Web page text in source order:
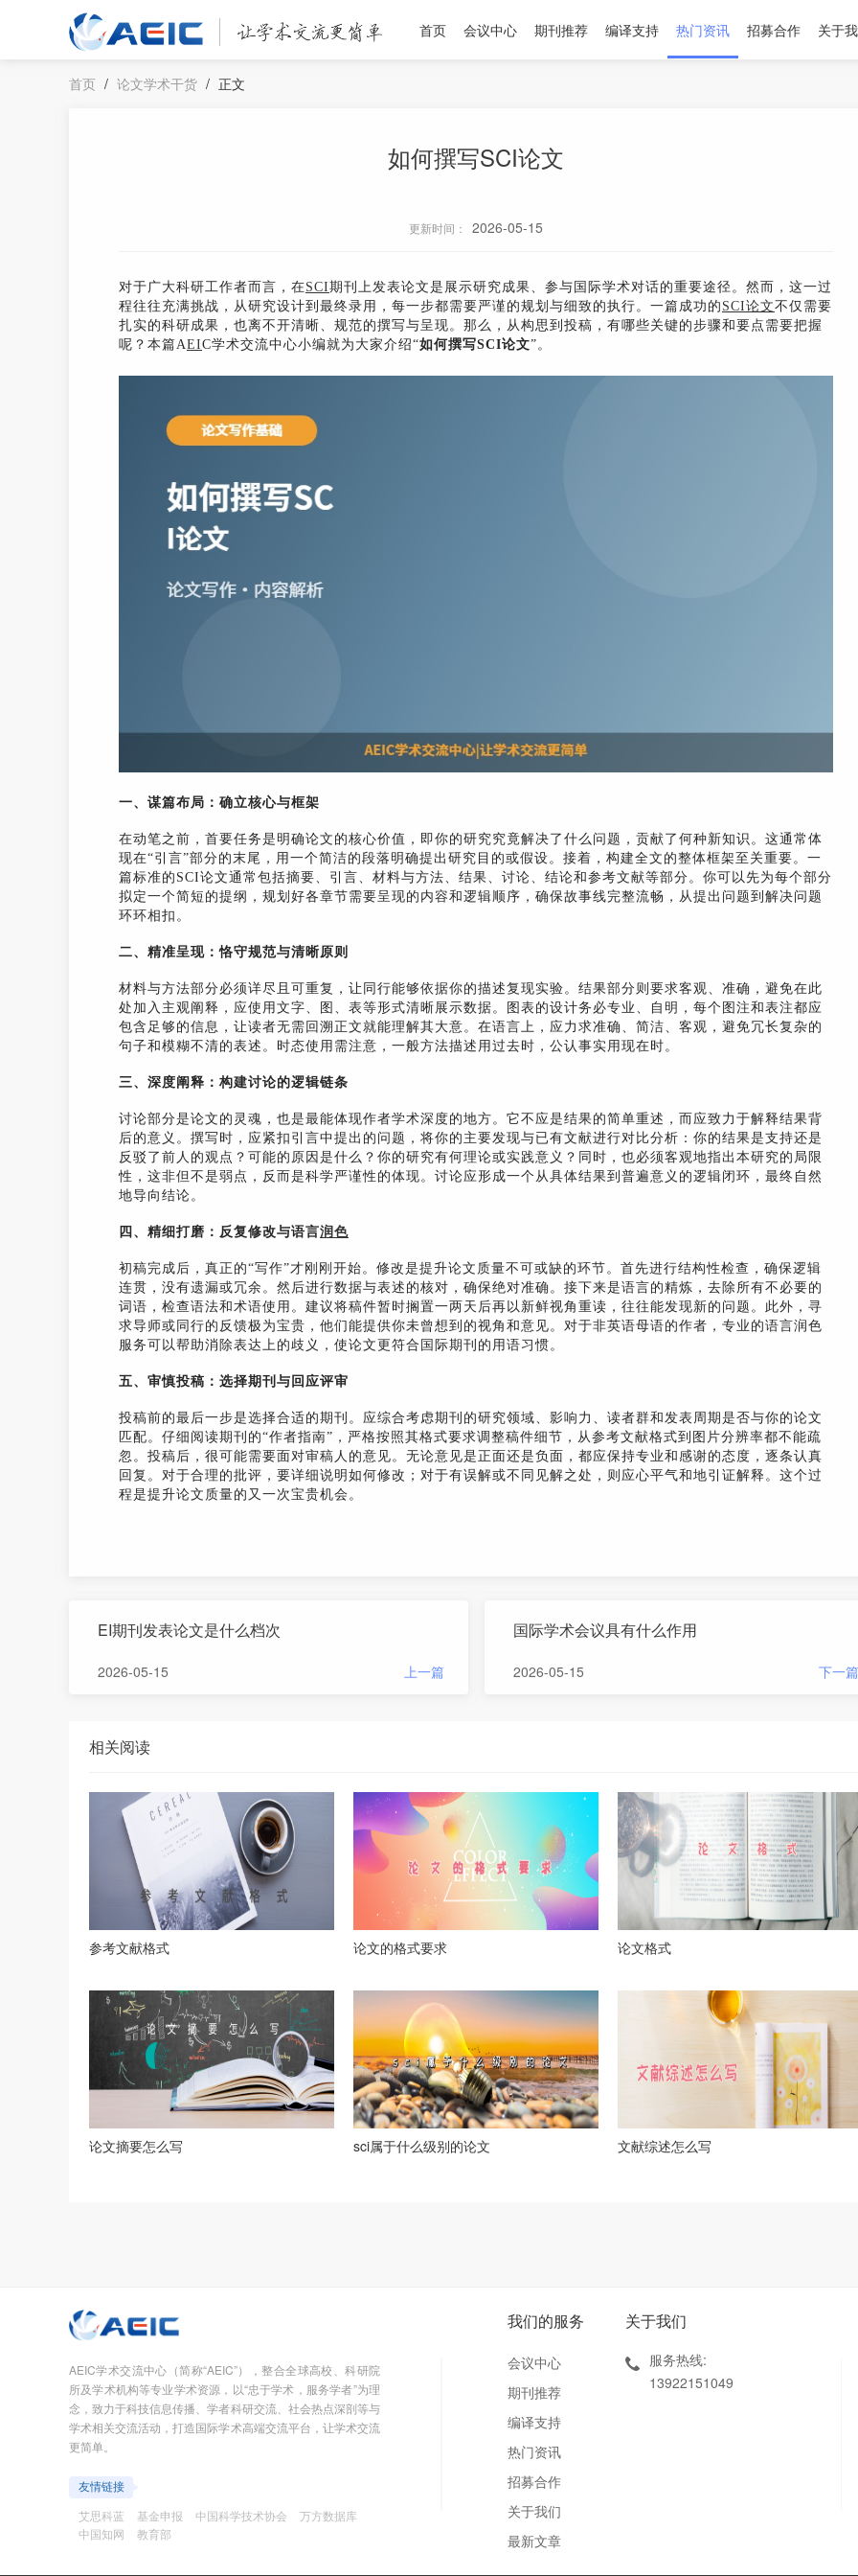
首页 会议中心 期刊推荐 编译支持 热门资讯 招募合作 关于
首页 / 论文学术干货 / 正文
如何撰写SCI论文
更新时间： 2026-05-15
对于广大科研工作者而言，在SCI期刊上发表论文是展示研究成果、参与国际学术对话的重要途径。然而，这一过
程往往充满挑战，从研究设计到最终录用，每一步都需要严谨的规划与细致的执行。一篇成功的 SCI论文不仅需要
扎实的科研成果，也离不开清晰、规范的撰写与呈现。那么，从构思到投稿，有哪些关键的步骤和要点需要把握
呢？本篇AEIC学术交流中心小编就为大家介绍“如何撰写SCI论文”。
一、谋篇布局：确立核心与框架
在动笔之前，首要任务是明确论文的核心价值，即你的研究究竟解决了什么问题，贡献了何种新知识。这通常体
现在“引言”部分的末尾，用一个简洁的段落明确提出研究目的或假设。接着，构建全文的整体框架至关重要。一
篇标准的SCI论文通常包括摘要、引言、材料与方法、结果、讨论、结论和参考文献等部分。你可以先为每个部分
拟定一个简短的提纲，规划好各章节需要呈现的内容和逻辑顺序，确保故事线完整流畅，从提出问题到解决问题
环环相扣。
二、精准呈现：恪守规范与清晰原则
材料与方法部分必须详尽且可重复，让同行能够依据你的描述复现实验。结果部分则要求客观、准确，避免在此
处加入主观阐释，应使用文字、图、表等形式清晰展示数据。图表的设计务必专业、自明，每个图注和表注都应
包含足够的信息，让读者无需回溯正文就能理解其大意。在语言上，应力求准确、简洁、客观，避免冗长复杂的
句子和模糊不清的表述。时态使用需注意，一般方法描述用过去时，公认事实用现在时。
三、深度阐释：构建讨论的逻辑链条
讨论部分是论文的灵魂，也是最能体现作者学术深度的地方。它不应是结果的简单重述，而应致力于解释结果背
后的意义。撰写时，应紧扣引言中提出的问题，将你的主要发现与已有文献进行对比分析：你的结果是支持还是
反驳了前人的观点？可能的原因是什么？你的研究有何理论或实践意义？同时，也必须客观地指出本研究的局限
性，这非但不是弱点，反而是科学严谨性的体现。讨论应形成一个从具体结果到普遍意义的逻辑闭环，最终自然
地导向结论。
四、精细打磨：反复修改与语言润色
初稿完成后，真正的“写作”才刚刚开始。修改是提升论文质量不可或缺的环节。首先进行结构性检查，确保逻辑
连贯，没有遗漏或冗余。然后进行数据与表述的核对，确保绝对准确。接下来是语言的精炼，去除所有不必要的
词语，检查语法和术语使用。建议将稿件暂时搁置一两天后再以新鲜视角重读，往往能发现新的问题。此外，寻
求导师或同行的反馈极为宝贵，他们能提供你未曾想到的视角和意见。对于非英语母语的作者，专业的语言润色
服务可以帮助消除表达上的歧义，使论文更符合国际期刊的用语习惯。
五、审慎投稿：选择期刊与回应评审
投稿前的最后一步是选择合适的期刊。应综合考虑期刊的研究领域、影响力、读者群和发表周期是否与你的论文
匹配。仔细阅读期刊的“作者指南”，严格按照其格式要求调整稿件细节，从参考文献格式到图片分辨率都不能疏
忽。投稿后，很可能需要面对审稿人的意见。无论意见是正面还是负面，都应保持专业和感谢的态度，逐条认真
回复。对于合理的批评，要详细说明如何修改；对于有误解或不同见解之处，则应心平气和地引证解释。这个过
程是提升论文质量的又一次宝贵机会。
EI期刊发表论文是什么档次
2026-05-15 上一篇
国际学术会议具有什么作用
2026-05-15 下一篇
相关阅读
参考文献格式 论文的格式要求 论文格式
论文摘要怎么写 sci属于什么级别的论文 文献综述怎么写
AEIC学术交流中心（简称“AEIC”），整合全球高校、科研院
所及学术机构等专业学术资源，以“忠于学术，服务学者”为理
念，致力于科技信息传播、学者科研交流、社会热点深剖等与
学术相关交流活动，打造国际学术高端交流平台，让学术交流
更简单。
友情链接
艾思科蓝
基金申报 中国科学技术协会
万方数据库
中国知网
教育部
我们的服务
会议中心
期刊推荐
编译支持
热门资讯
招募合作
关于我们
最新文章
关于我们
服务热线:
13922151049